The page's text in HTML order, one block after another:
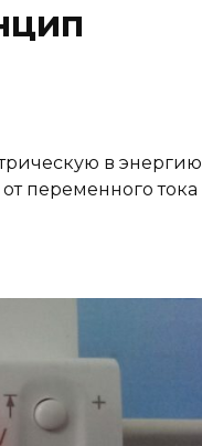
в энергию
переменного тока